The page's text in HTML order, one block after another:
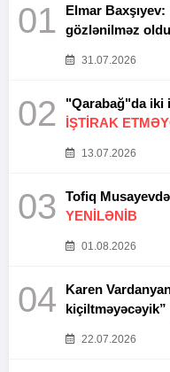
01
Elmar
gözlənilməz
31.07.2026
02 "Qarabağ"da iki
İŞTİRAK
13.07.2026
03
YENİLƏNİB
01.08.2026
04
Karen
kiçiltməyəcəyik”
22.07.2026